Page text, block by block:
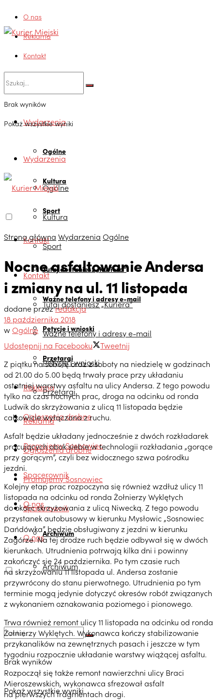
O nas
Reklama
Kontakt
Brak wyników
Pokaż wszystkie wyniki
Wydarzenia
Ogólne
Kultura
Sport
Kontakt
Tutaj dostaniesz „Kuriera”
Ważne telefony i adresy e-mail
Petycje i wnioski
Przetargi
Reklama
Ogłoszenia drobne
Promujemy Sosnowiec
Spacerownik
O nas
Archiwum
Wydarzenia
Ogólne
Kultura
Sport
Kontakt
Tutaj dostaniesz „Kuriera”
Ważne telefony i adresy e-mail
Petycje i wnioski
Przetargi
Reklama
Ogłoszenia drobne
Promujemy Sosnowiec
Spacerownik
O nas
Archiwum
Brak wyników
Pokaż wszystkie wyniki
Strona główna Wydarzenia Ogólne
Nocne asfaltowanie Andersa
i zmiany na ul. 11 listopada
dodane przezredakcja
18 października 2018
wOgólne
Udostępnij na Facebooku
Tweetnij
Z piątku na sobotę oraz z soboty na niedzielę w godzinach
od 21.00 do 5.00 będą trwały prace przy układaniu
ostatniej warstwy asfaltu na ulicy Andersa. Z tego powodu
tylko na czas nocnych prac, droga na odcinku od ronda
Ludwik do skrzyżowania z ulicą 11 listopada będzie
całkowicie wyłączona z ruchu.
Asfalt będzie układany jednocześnie z dwóch rozkładarek
pracujących obok siebie w technologii rozkładania „gorące
przy gorącym”, czyli bez widocznego szwa pośrodku
jezdni.
Kolejny etap prac rozpoczyna się również wzdłuż ulicy 11
listopada na odcinku od ronda Żołnierzy Wyklętych
do okolic skrzyżowania z ulicą Niwecką. Z tego powodu
przystanek autobusowy w kierunku Mysłowic „Sosnowiec
Dańdówka” będzie obsługiwany z jezdni w kierunku
Zagórze. Na tej drodze ruch będzie odbywał się w dwóch
kierunkach. Utrudnienia potrwają kilka dni i powinny
zakończyć się 24 października. Po tym czasie ruch
na skrzyżowaniu 11 listopada ul. Andersa zostanie
przywrócony do stanu pierwotnego. Utrudnienia po tym
terminie mogą jedynie dotyczyć okresów robót związanych
z wykonaniem oznakowania poziomego i pionowego.
Trwa również remont ulicy 11 listopada na odcinku od ronda
Żołnierzy Wyklętych. Wykonawca kończy stabilizowanie
przykanalików na zewnętrznych pasach i jeszcze w tym
tygodniu rozpocznie układanie warstwy wiążącej asfaltu.
Rozpoczął się także remont nawierzchni ulicy Braci
Mieroszewskich, wykonawca sfrezował asfalt
na pierwszych fragmentach drogi.